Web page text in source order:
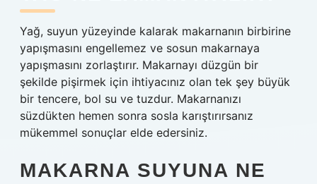
Yağ, suyun yüzeyinde kalarak makarnanın birbirine
yapışmasını engellemez ve sosun makarnaya
yapışmasını zorlaştırır. Makarnayı düzgün bir
şekilde pişirmek için ihtiyacınız olan tek şey büyük
bir tencere, bol su ve tuzdur. Makarnanızı
süzdükten hemen sonra sosla karıştırırsanız
mükemmel sonuçlar elde edersiniz.
MAKARNA SUYUNA NE